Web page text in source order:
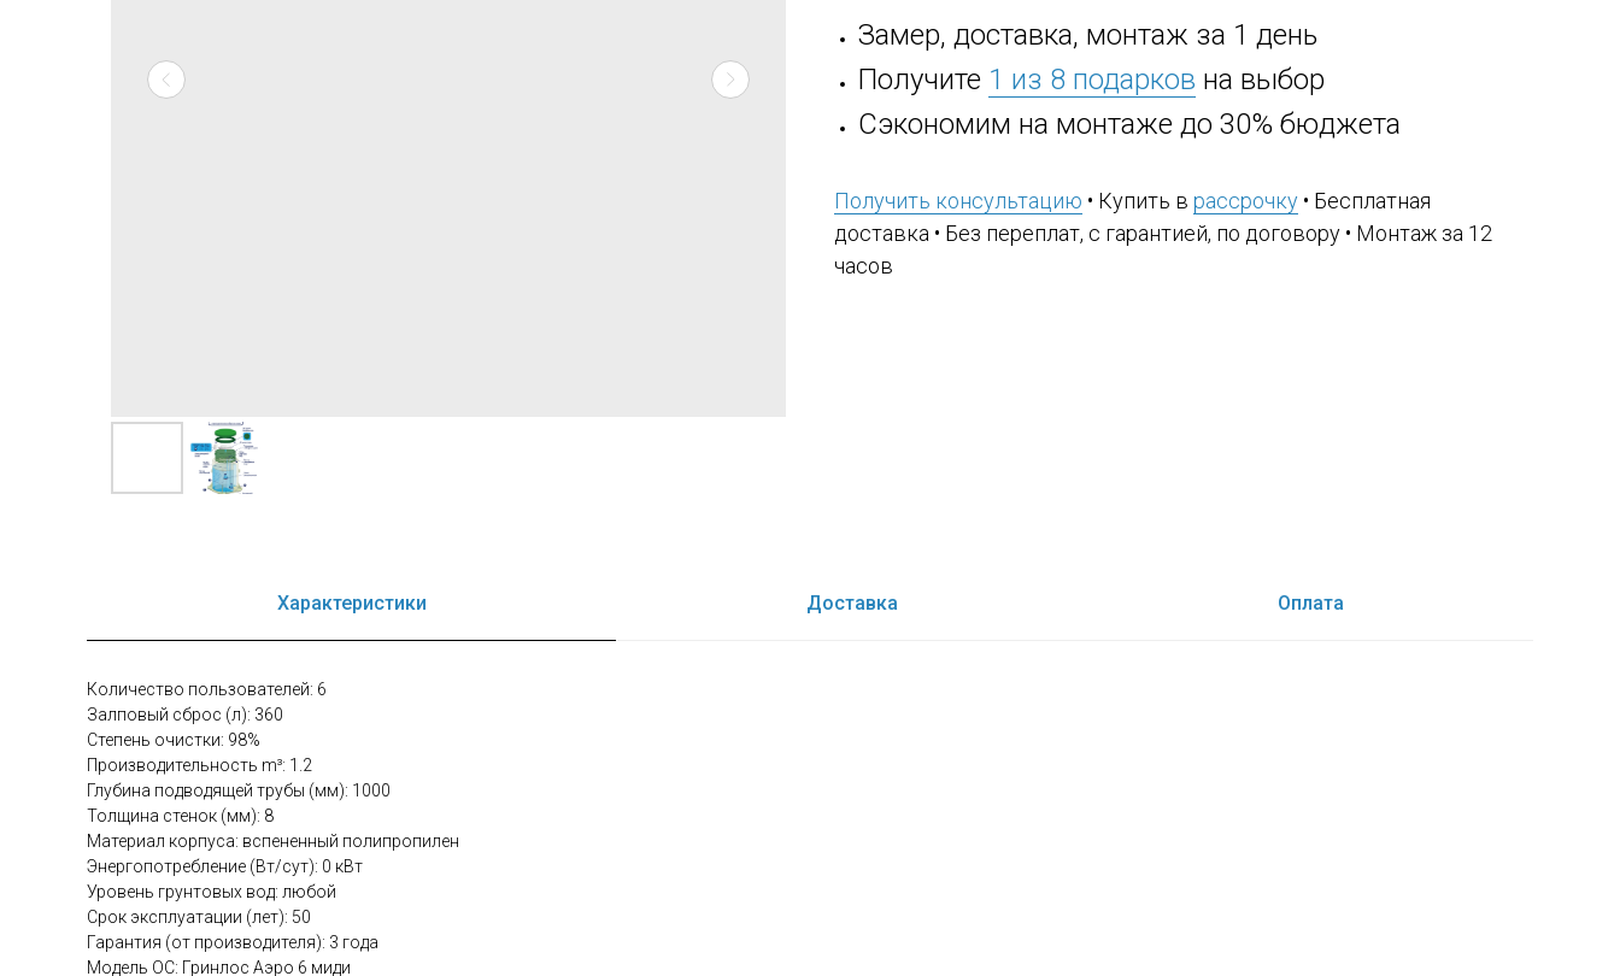
Замер, доставка, монтаж за 1 день
Получите 1 из 8 подарков на выбор
Сэкономим на монтаже до 30% бюджета
Получить консультацию • Купить в рассрочку • Бесплатная
доставка • Без переплат, с гарантией, по договору • Монтаж за 12
часов
Характеристики Доставка Оплата
Количество пользователей: 6
Залповый сброс (л): 360
Степень очистки: 98%
Производительность m³: 1.2
Глубина подводящей трубы (мм): 1000
Толщина стенок (мм): 8
Материал корпуса: вспененный полипропилен
Энергопотребление (Вт/сут): 0 кВт
Уровень грунтовых вод: любой
Срок эксплуатации (лет): 50
Гарантия (от производителя): 3 года
Модель ОС: Гринлос Аэро 6 миди